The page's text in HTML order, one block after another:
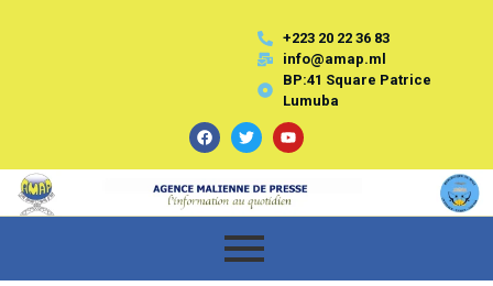
+223 20 22 36 83
info@amap.ml
BP:41 Square Patrice
Lumuba